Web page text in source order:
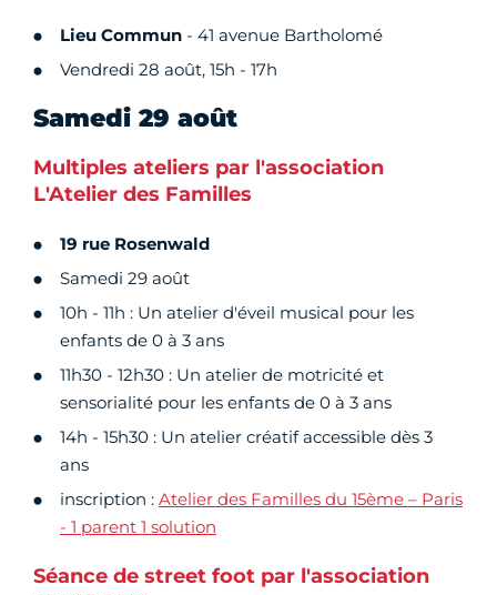
Lieu Commun - 41 avenue Bartholomé
Vendredi 28 août, 15h - 17h
Samedi 29 août
Multiples ateliers par l'association
L'Atelier des Familles
19 rue Rosenwald
Samedi 29 août
10h - 11h : Un atelier d'éveil musical pour les
enfants de 0 à 3 ans
11h30 - 12h30 : Un atelier de motricité et
sensorialité pour les enfants de 0 à 3 ans
14h - 15h30 : Un atelier créatif accessible dès 3
ans
inscription : Atelier des Familles du 15ème – Paris
- 1 parent 1 solution
Séance de street foot par l'association